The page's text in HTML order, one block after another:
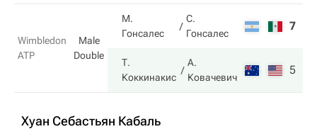
Wimbledon
ATP
Male
Double
М.
Гонсалес
С.
Гонсалес
7
Т.
Коккинакис
А.
Ковачевич
5
Хуан Себастьян Кабаль